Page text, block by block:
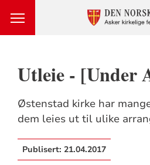
Utleie - [Under
Østenstad kirke har
dem leies ut til ulike
Publisert: 21.04.2017